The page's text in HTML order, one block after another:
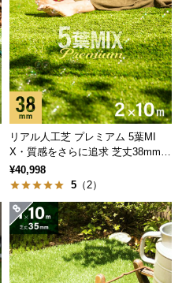
リアル人工芝 プレミアム 5葉MI
X・質感をさらに追求 芝丈38mm 2
×10m
¥40,998
5 （2）